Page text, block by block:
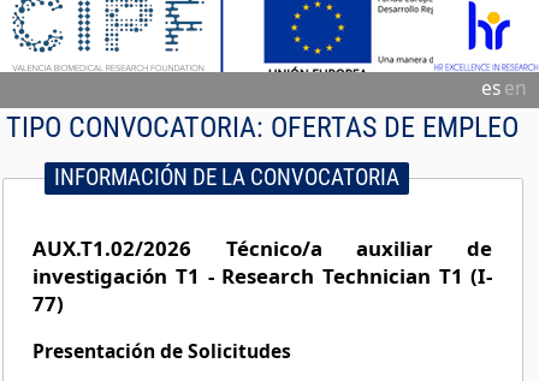
esen
TIPO CONVOCATORIA: OFERTAS DE EMPLEO
INFORMACIÓN DE LA CONVOCATORIA
AUX.T1.02/2026 Técnico/a auxiliar de
investigación T1 - Research Technician T1 (I-
77)
Presentación de Solicitudes